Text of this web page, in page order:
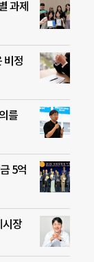
과제
비정
를
5억
시장